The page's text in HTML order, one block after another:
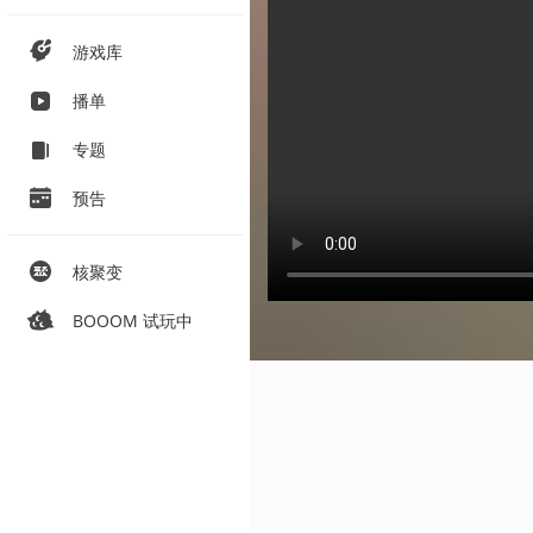
游戏库
播单
专题
预告
核聚变
BOOOM 试玩中